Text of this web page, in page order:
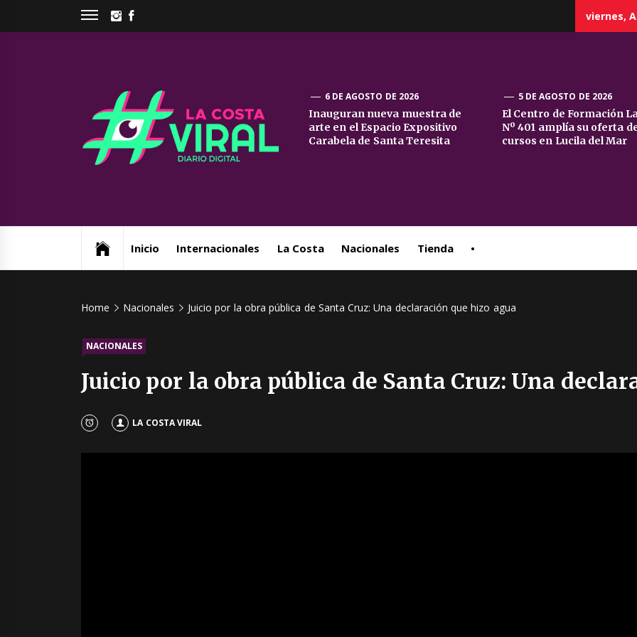
INSTAGRAM
viernes,
La
Costa
6 DE AGOSTO DE 2026
Inauguran nueva muestra de
arte en el Espacio Expositivo
Carabela de Santa Teresita
5 DE AGOSTO DE 2026
El Centro de Formación
Nº 401 amplía su oferta
cursos en Lucila del Mar
Inicio Internacionales La Costa Nacionales Tienda •
Home Nacionales Juicio por la obra pública de Santa Cruz: Una declaración que hizo agua
NACIONALES
Juicio por la obra pública de Santa Cruz: Una
LA COSTA VIRAL